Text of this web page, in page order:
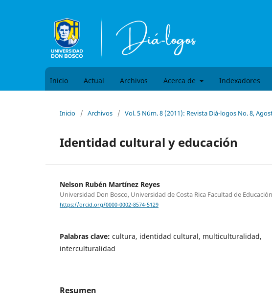
Inicio Actual Archivos Acerca de Indexadores
Inicio / Archivos / Vol. 5 Núm. 8 (2011): Revista Diá-logos No. 8,
Identidad cultural y educación
Nelson Rubén Martínez Reyes
Universidad Don Bosco, Universidad de Costa Rica Facultad de Educación
https://orcid.org/0000-0002-8574-5129
Palabras clave: cultura, identidad cultural, multiculturalidad,
interculturalidad
Resumen